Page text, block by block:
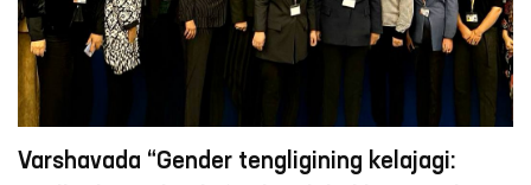
Varshavada “Gender tengligining kelajagi: